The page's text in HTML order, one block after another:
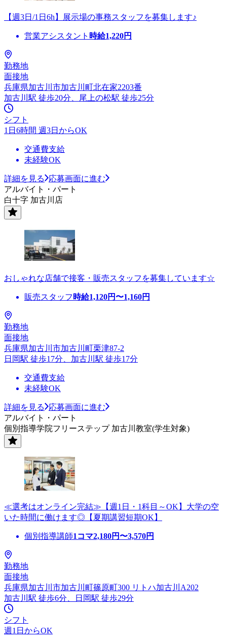
【週3日/1日6h】展示場の事務スタッフを募集します♪
営業アシスタント 時給1,220円
勤務地
面接地
兵庫県加古川市加古川町北在家2203番
加古川駅 徒歩20分、尾上の松駅 徒歩25分
シフト
1日6時間 週3日からOK
交通費支給
未経験OK
詳細を見る
応募画面に進む
アルバイト・パート
白十字 加古川店
おしゃれな店舗で接客・販売スタッフを募集しています☆
販売スタッフ 時給1,120円〜1,160円
勤務地
面接地
兵庫県加古川市加古川町栗津87-2
日岡駅 徒歩17分、加古川駅 徒歩17分
交通費支給
未経験OK
詳細を見る
応募画面に進む
アルバイト・パート
個別指導学院フリーステップ 加古川教室(学生対象)
≪選考はオンライン完結≫【週1日・1科目～OK】大学の空
いた時間に働けます◎【夏期講習短期OK】
個別指導講師1コマ2,180円〜3,570円
勤務地
面接地
兵庫県加古川市加古川町篠原町300 リトハ加古川A202
加古川駅 徒歩6分、日岡駅 徒歩29分
シフト
週1日からOK